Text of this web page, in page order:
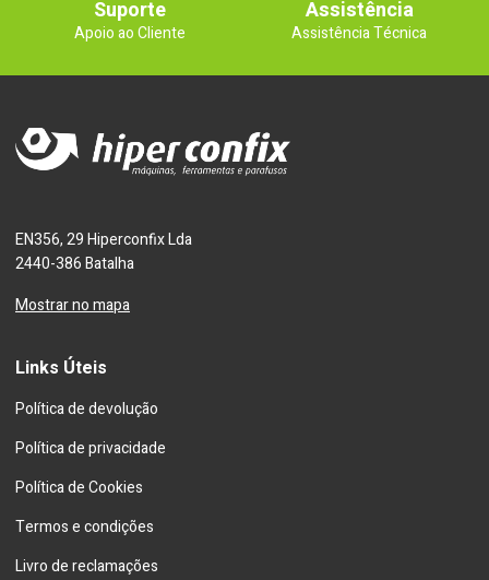
Suporte
Apoio ao Cliente
Assistência
Assistência Técnica
EN356, 29 Hiperconfix Lda
2440-386 Batalha
Mostrar no mapa
Links Úteis
Política de devolução
Política de privacidade
Política de Cookies
Termos e condições
Livro de reclamações